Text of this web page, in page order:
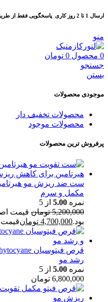
ارسال 1 تا 2 روز کاری پاسخگویی فقط از
منو
0 محصول 0 تومان
جستجو
بستن
موجودی محصولات
محصولات تخفیف دار
محصولات موجود
پرفروش ترین محصولات
ست ضد ریزش مو
مکمل و سرم
نمره 5.00 از 5
5,200,000 تومان
بود.4,700,000 تومانقیمت فعلی:
رشد مو
نمره 5.00 از 5
6,800,000 تومان